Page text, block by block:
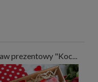
Zestaw prezentowy "Kocham Cię" na Walentynki